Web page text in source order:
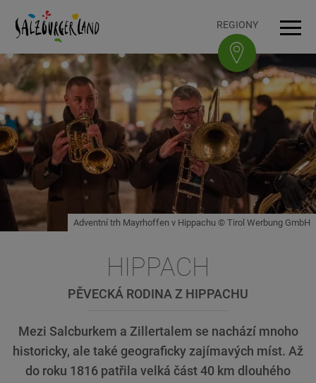
K obsahuAccesskey
[0]
K navigaciAccesskey
[1]
Na začátek stránky
K patičceAccesskey
[3] REGIONY
Adventní trh Mayrhoffen v Hippachu © Tirol Werbung GmbH
HIPPACH
PĚVECKÁ RODINA Z HIPPACHU
Mezi Salcburkem a Zillertalem se nachází mnoho
historicky, ale také geograficky zajímavých míst. Až
do roku 1816 patřila velká část 40 km dlouhého